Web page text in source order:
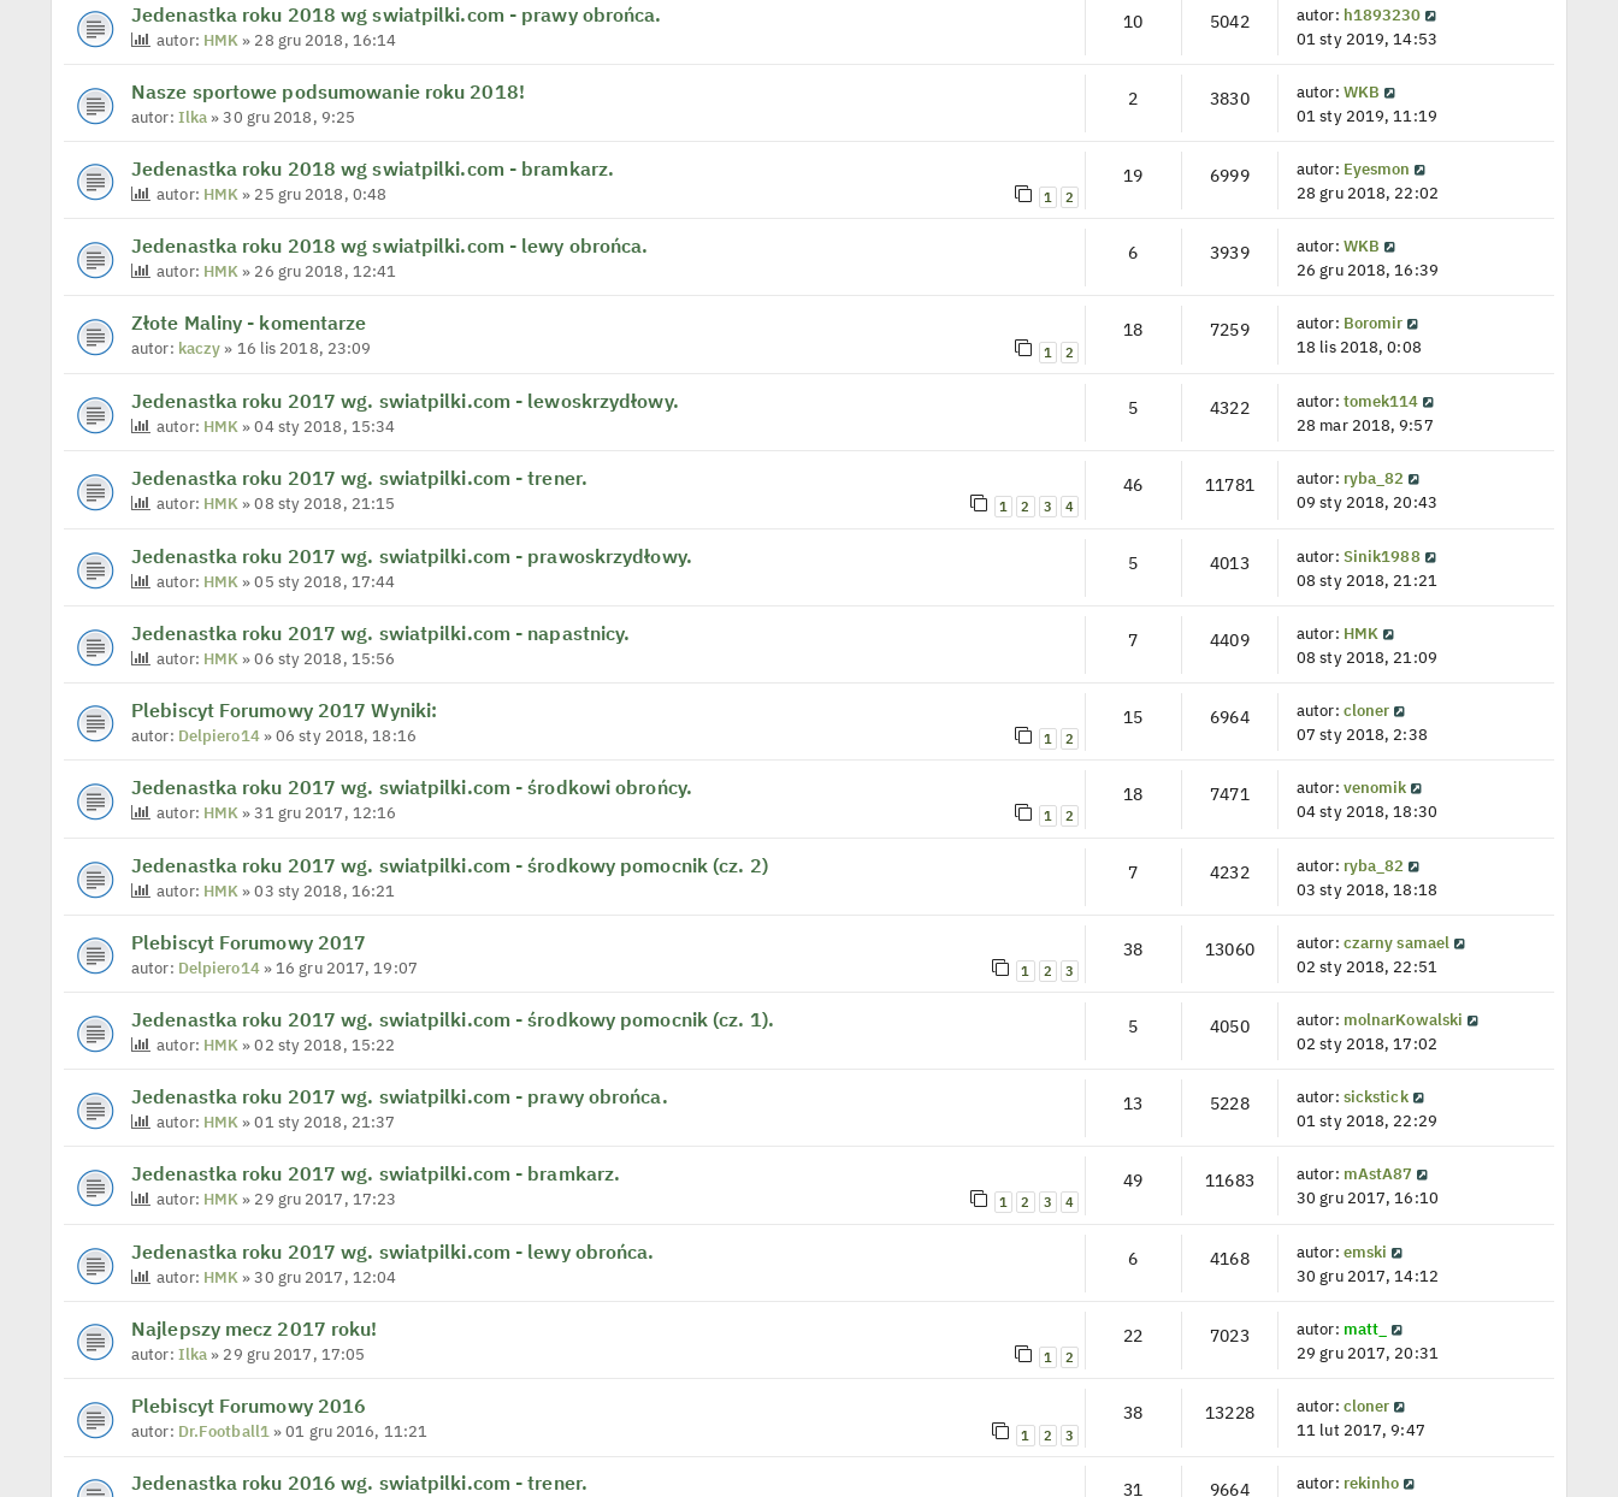
Jedenastka roku 2018 wg swiatpilki.com - prawy obrońca.
autor: HMK» 28 gru 2018, 16:14
10 5042 autor: h1893230
01 sty 2019, 14:53
Nasze sportowe podsumowanie roku 2018!
autor: Ilka» 30 gru 2018, 9:25
2 3830 autor: WKB
01 sty 2019, 11:19
Jedenastka roku 2018 wg swiatpilki.com - bramkarz.
autor: HMK» 25 gru 2018, 0:48 1 2
19 6999 autor: Eyesmon
28 gru 2018, 22:02
Jedenastka roku 2018 wg swiatpilki.com - lewy obrońca.
autor: HMK» 26 gru 2018, 12:41
6 3939 autor: WKB
26 gru 2018, 16:39
Złote Maliny - komentarze
autor: kaczy» 16 lis 2018, 23:09 1 2
18 7259 autor: Boromir
18 lis 2018, 0:08
Jedenastka roku 2017 wg. swiatpilki.com - lewoskrzydłowy.
autor: HMK» 04 sty 2018, 15:34
5 4322 autor: tomek114
28 mar 2018, 9:57
Jedenastka roku 2017 wg. swiatpilki.com - trener.
autor: HMK» 08 sty 2018, 21:15 1 2 3 4
46 11781 autor: ryba_82
09 sty 2018, 20:43
Jedenastka roku 2017 wg. swiatpilki.com - prawoskrzydłowy.
autor: HMK » 05 sty 2018, 17:44
5 4013 autor: Sinik1988
08 sty 2018, 21:21
Jedenastka roku 2017 wg. swiatpilki.com - napastnicy.
autor: HMK » 06 sty 2018, 15:56
7 4409 autor: HMK
08 sty 2018, 21:09
Plebiscyt Forumowy 2017 Wyniki:
autor: Delpiero14» 06 sty 2018, 18:16 1 2
15 6964 autor: cloner
07 sty 2018, 2:38
Jedenastka roku 2017 wg. swiatpilki.com - środkowi obrońcy.
autor: HMK» 31 gru 2017, 12:16 1 2
18 7471 autor: venomik
04 sty 2018, 18:30
Jedenastka roku 2017 wg. swiatpilki.com - środkowy pomocnik (cz. 2)
autor: HMK» 03 sty 2018, 16:21
7 4232 autor: ryba_82
03 sty 2018, 18:18
Plebiscyt Forumowy 2017
autor: Delpiero14» 16 gru 2017, 19:07 1 2 3
38 13060 autor: czarny samael
02 sty 2018, 22:51
Jedenastka roku 2017 wg. swiatpilki.com - środkowy pomocnik (cz. 1).
autor: HMK» 02 sty 2018, 15:22
5 4050 autor: molnarKowalski
02 sty 2018, 17:02
Jedenastka roku 2017 wg. swiatpilki.com - prawy obrońca.
autor: HMK» 01 sty 2018, 21:37
13 5228 autor: sickstick
01 sty 2018, 22:29
Jedenastka roku 2017 wg. swiatpilki.com - bramkarz.
autor: HMK» 29 gru 2017, 17:23 1 2 3 4
49 11683 autor: mAstA87
30 gru 2017, 16:10
Jedenastka roku 2017 wg. swiatpilki.com - lewy obrońca.
autor: HMK» 30 gru 2017, 12:04
6 4168 autor: emski
30 gru 2017, 14:12
Najlepszy mecz 2017 roku!
autor: Ilka» 29 gru 2017, 17:05 1 2
22 7023 autor: matt_
29 gru 2017, 20:31
Plebiscyt Forumowy 2016
autor: Dr.Football1» 01 gru 2016, 11:21 1 2 3
38 13228 autor: cloner
11 lut 2017, 9:47
Jedenastka roku 2016 wg. swiatpilki.com - trener. 31 9664 autor: rekinho